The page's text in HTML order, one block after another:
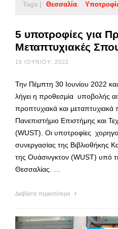
Tags | Θεσσαλία
5 υποτροφίες για
Μεταπτυχιακές
16 ΙΟΥΝΊΟΥ, 2022
Την Πέμπτη 30 Ιουνίου 2022
λήγει η προθεσμία υποβολής
προπτυχιακά και
Πανεπιστήμιο Επιστήμης και
(WUST). Οι υποτροφίες
συνεργασίας της Βιβλιοθήκης
της Ουάσινγκτον (WUST) υπό
Θεσσαλίας. …
Διαβάστε περισσότερα